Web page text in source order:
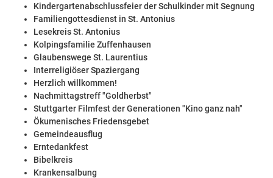
Kindergartenabschlussfeier der Schulkinder mit Segnung
Familiengottesdienst in St. Antonius
Lesekreis St. Antonius
Kolpingsfamilie Zuffenhausen
Glaubenswege St. Laurentius
Interreligiöser Spaziergang
Herzlich willkommen!
Nachmittagstreff "Goldherbst"
Stuttgarter Filmfest der Generationen "Kino ganz nah"
Ökumenisches Friedensgebet
Gemeindeausflug
Erntedankfest
Bibelkreis
Krankensalbung